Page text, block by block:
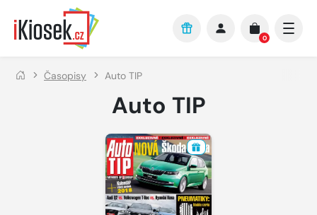
Přejít na hlavní obsah
0
Časopisy Auto TIP
Auto TIP